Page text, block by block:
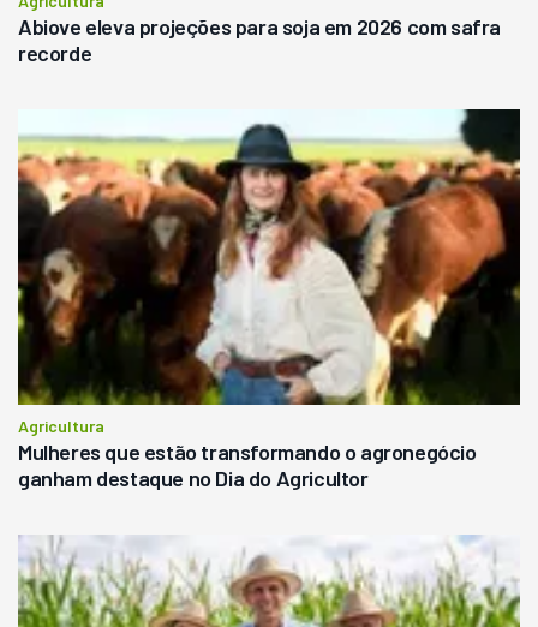
Abiove eleva projeções para soja em 2026 com safra
recorde
Agricultura
Mulheres que estão transformando o agronegócio
ganham destaque no Dia do Agricultor